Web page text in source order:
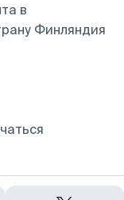
в
Финляндия